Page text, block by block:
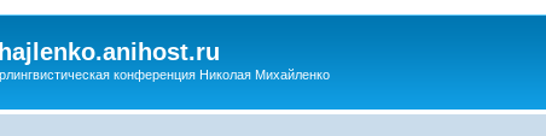
конференция Николая Михайленко